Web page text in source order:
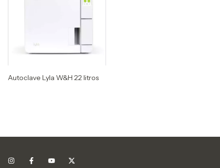
Autoclave Lyla W&H 22 litros